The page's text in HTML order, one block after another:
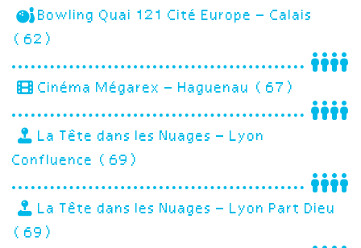
Bowling Quai 121 Cité Europe – Calais
(62)
Cinéma Mégarex – Haguenau (67)
La Tête dans les Nuages – Lyon
Confluence (69)
La Tête dans les Nuages – Lyon Part Dieu
(69)